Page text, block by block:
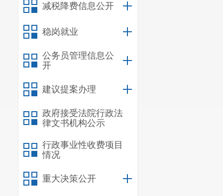
减税降费信息公开
稳岗就业
公务员管理信息公
开
建议提案办理
政府接受法院行政法
律文书机构公示
行政事业性收费项目
情况
重大决策公开